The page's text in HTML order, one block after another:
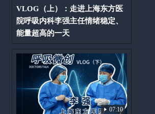
VLOG（上）：走进上海东方医
院呼吸内科李强主任情绪稳定、
能量超高的一天
07:10